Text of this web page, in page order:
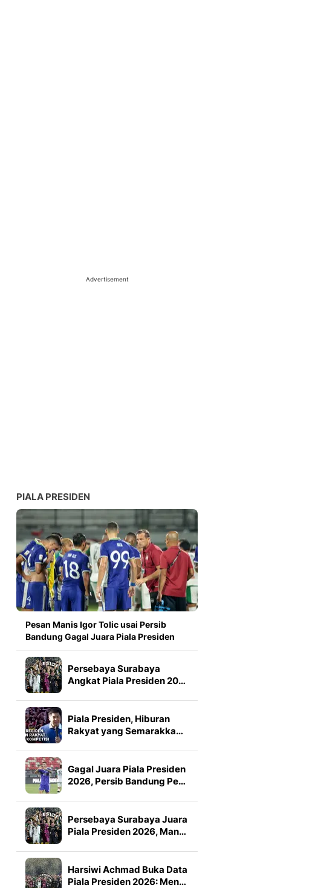
Advertisement
PIALA PRESIDEN
Pesan Manis Igor Tolic usai Persib
Bandung Gagal Juara Piala Presiden
Persebaya Surabaya
Angkat Piala Presiden 20…
Piala Presiden, Hiburan
Rakyat yang Semarakka…
Gagal Juara Piala Presiden
2026, Persib Bandung Pe…
Persebaya Surabaya Juara
Piala Presiden 2026, Man…
Harsiwi Achmad Buka Data
Piala Presiden 2026: Men…